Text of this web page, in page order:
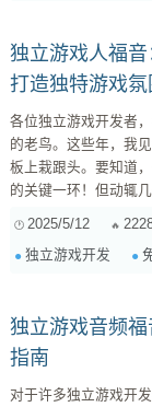
独立游戏人福
打造独特游戏氛
各位独立游戏开发者
的老鸟。这些年，我
板上栽跟头。要知道
的关键一环！但动辄
真的是一笔不小的开
免费的AI音乐生成工
的背景音乐的！ 一、 为什么选择AI音乐生成？ 首先，咱们得明确一点，我
2025/5/12
独立游戏开发
独立游戏音频
指南
对于许多独立游戏开